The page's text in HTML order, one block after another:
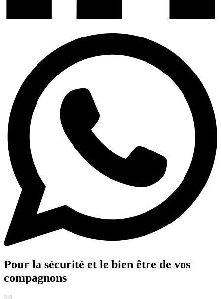
Pour la sécurité et le bien être de vos
compagnons